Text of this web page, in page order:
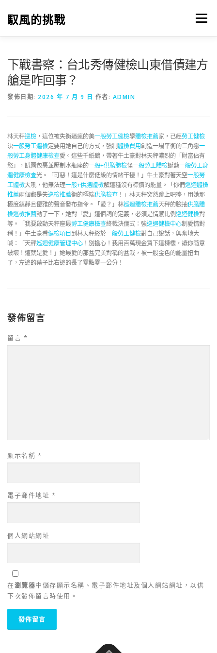
馭風的挑戰 選單
下戰書察：台北秀傳健檢山東借債建方
艙是咋回事？
發佈日期: 2026 年 7 月 9 日 作者: ADMIN
林天秤巡檢 ，這位被失衡逼瘋的美一般勞工健檢學體檢推薦家，已經勞工健檢
決一般勞工體檢定要用她自己的方式，強制體檢費用創造一場平衡的三角戀一
般勞工身體健康檢查愛。這些千紙鶴，帶著牛土豪對林天秤濃烈的「財富佔有
慾」，試圖包裹並壓制水瓶座的一般+供膳體檢怪一般勞工體檢誕藍一般勞工身
體健康檢查光。「可惡！這是什麼低級的情緒干擾！」牛土豪對著天空一般勞
工體檢大吼，他無法理一般+供膳體檢解這種沒有標價的能量。「你們巡迴體檢
推薦兩個都是失巡檢推薦衡的極端供膳檢查 ！」林天秤突然跳上吧檯，用她那
極度鎮靜且優雅的聲音發布指令。「愛？」林巡迴體檢推薦天秤的臉抽供膳體
檢巡檢推薦動了一下，她對「愛」這個詞的定義，必須是情感比例巡迴健檢對
等。「我要啟動天秤座最勞工健康檢查終裁決儀式：強巡迴健檢中心制愛情對
稱！」牛土豪看健檢項目到林天秤終於一般勞工健檢對自己說話，興奮地大
喊：「天秤巡迴健康管理中心 ！別擔心！我用百萬現金買下這棟樓，讓你隨意
破壞！這就是愛！」她最愛的那盆完美對稱的盆栽，被一股金色的能量扭曲
了，左邊的葉子比右邊的長了零點零一公分！
發佈留言
留言 *
顯示名稱 *
電子郵件地址 *
個人網站網址
在瀏覽器中儲存顯示名稱、電子郵件地址及個人網站網址，以供
下次發佈留言時使用。